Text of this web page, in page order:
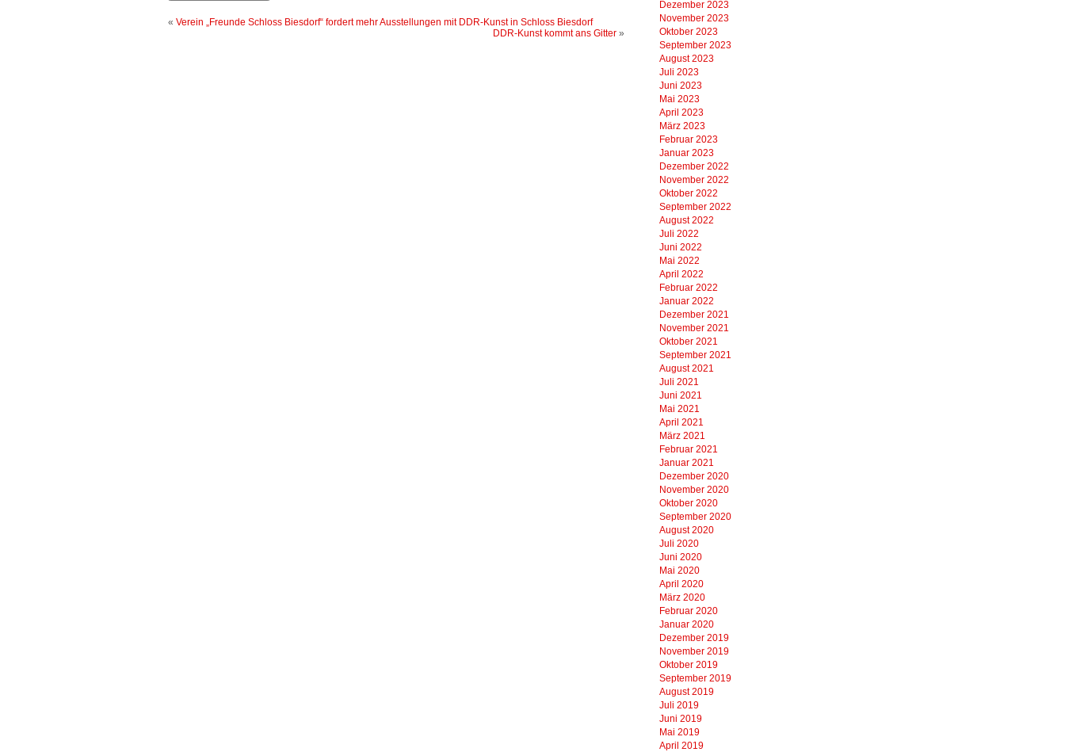
« Verein „Freunde Schloss Biesdorf“ fordert mehr Ausstellungen mit DDR-Kunst in Schloss Biesdorf
DDR-Kunst kommt ans Gitter »
Dezember 2023
November 2023
Oktober 2023
September 2023
August 2023
Juli 2023
Juni 2023
Mai 2023
April 2023
März 2023
Februar 2023
Januar 2023
Dezember 2022
November 2022
Oktober 2022
September 2022
August 2022
Juli 2022
Juni 2022
Mai 2022
April 2022
Februar 2022
Januar 2022
Dezember 2021
November 2021
Oktober 2021
September 2021
August 2021
Juli 2021
Juni 2021
Mai 2021
April 2021
März 2021
Februar 2021
Januar 2021
Dezember 2020
November 2020
Oktober 2020
September 2020
August 2020
Juli 2020
Juni 2020
Mai 2020
April 2020
März 2020
Februar 2020
Januar 2020
Dezember 2019
November 2019
Oktober 2019
September 2019
August 2019
Juli 2019
Juni 2019
Mai 2019
April 2019